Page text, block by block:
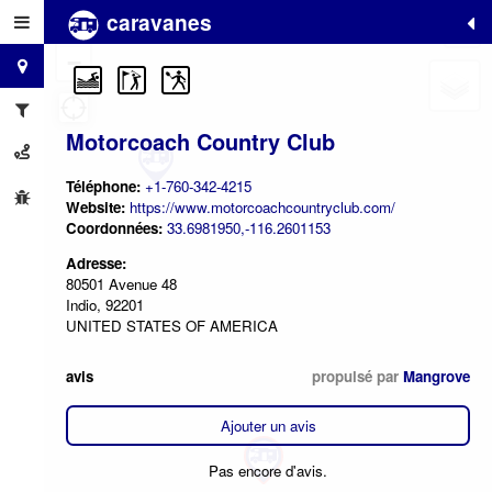
caravanes
Motorcoach Country Club
Téléphone: +1-760-342-4215
Website: https://www.motorcoachcountryclub.com/
Coordonnées: 33.6981950,-116.2601153
Adresse:
80501 Avenue 48
Indio, 92201
UNITED STATES OF AMERICA
avis propulsé par Mangrove
Ajouter un avis
Pas encore d'avis.
+
−